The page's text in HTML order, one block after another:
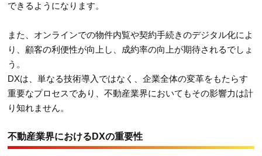
できるようになります。
また、オンラインでの物件内覧や契約手続きのデジタル化によ
り、顧客の利便性が向上し、成約率の向上が期待されるでしょ
う。
DXは、単なる技術導入ではなく、企業全体の変革をもたらす
重要なプロセスであり、不動産業界においてもその影響力は計
り知れません。
不動産業界におけるDXの重要性